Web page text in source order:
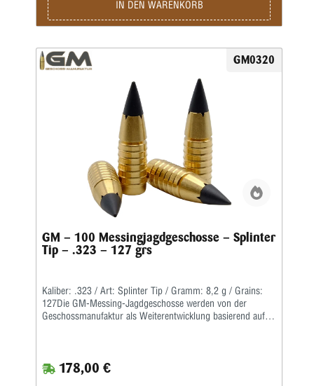
Tip mit zusätzlicher Polymerspitze.Die Kino-Geschosse
werden in preiswerter massiver Ausführung geliefert und
Jagdgeschosse.
IN DEN WARENKORB
GM0320
GM – 100 Messingjagdgeschosse – Splinter
Tip – .323 – 127 grs
Kaliber: .323 / Art: Splinter Tip / Gramm: 8,2 g / Grains:
127Die GM-Messing-Jagdgeschosse werden von der
Geschossmanufaktur als Weiterentwicklung basierend auf
im Lauf bleibt dabei durch die spezielle Messinglegierung
gering.Die Teilzerlegungs-Geschosse fragmentieren im
178,00 €